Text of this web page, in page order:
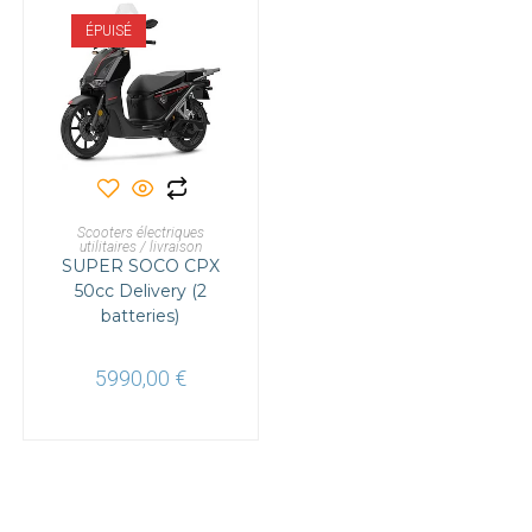
ÉPUISÉ
LIRE LA SUITE
Scooters électriques
utilitaires / livraison
SUPER SOCO CPX
50cc Delivery (2
batteries)
5990,00 €